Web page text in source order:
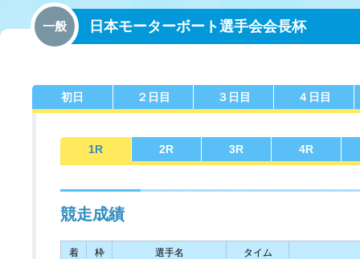
今節の進入コース別成績
佐賀支部選手一覧 記念競走優勝選手一覧
一般 日本モーターボート選手会会長杯
初日 ２日目 ３日目 ４日目
1R 2R 3R 4R
競走成績
着 枠 選手名 タイム